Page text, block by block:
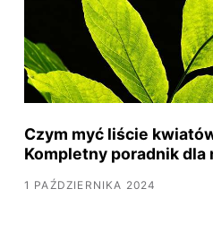
Czym myć liście
Kompletny poradnik dla
1 PAŹDZIERNIKA 2024